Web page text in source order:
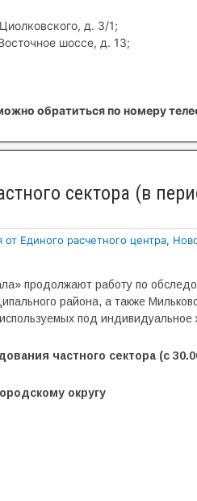
д. 3/1;
шоссе, д. 13;
обратиться по номеру
сектора (в
Единого расчетного центра,
продолжают работу по
района, а также
под индивидуальное
частного сектора (с
округу